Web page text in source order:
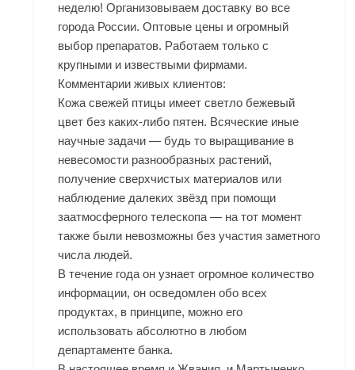
неделю! Организовываем доставку во все
города России. Оптовые цены и огромный
выбор препаратов. Работаем только с
крупными и извествыми фирмами.
Комментарии живых клиентов:
Кожа свежей птицы имеет светло бежевый
цвет без каких-либо пятен. Всяческие иные
научные задачи — будь то выращивание в
невесомости разнообразных растений,
получение сверхчистых материалов или
наблюдение далеких звёзд при помощи
заатмосферного телескопа — на тот момент
также были невозможны без участия заметного
числа людей.
В течение года он узнает огромное количество
информации, он осведомлен обо всех
продуктах, в принципе, можно его
использовать абсолютно в любом
департаменте банка.